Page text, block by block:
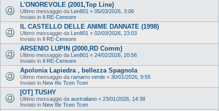
L'ONOREVOLE (2001,Top Line)
Ultimo messaggio da Len801 « 05/03/2026, 3:06
Inviato in Il RE-Censore
IL CASTELLO DELLE ANIME DANNATE (1998)
Ultimo messaggio da Len801 « 02/03/2026, 23:03
Inviato in Il RE-Censore
ARSENIO LUPIN (2000,RD Comm)
Ultimo messaggio da Len801 « 24/02/2026, 20:56
Inviato in Il RE-Censore
Apolonia Lapiedra , bellezza Spagnola
Ultimo messaggio da ramarro verde « 30/01/2026, 9:55
Inviato in New Ifix Tcen Tcen
[OT] TUSHY
Ultimo messaggio da australiano « 23/01/2026, 14:38
Inviato in New Ifix Tcen Tcen